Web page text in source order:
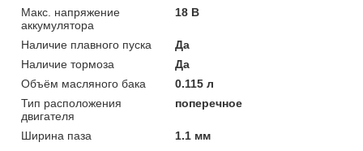
Макс. напряжение
аккумулятора
18 В
Наличие плавного пуска
Да
Наличие тормоза
Да
Объём масляного бака
0.115 л
Тип расположения
двигателя
поперечное
Ширина паза 1.1 мм